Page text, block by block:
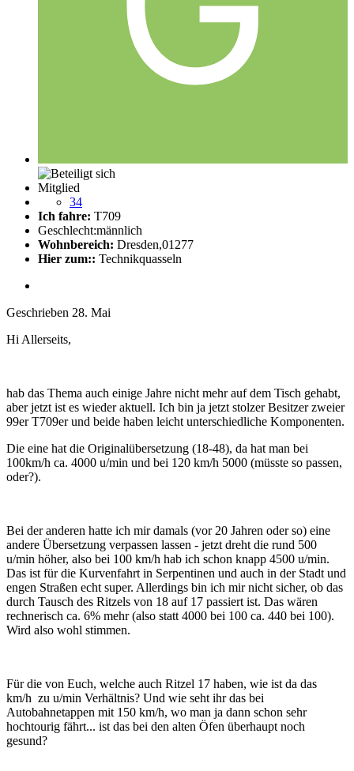
Mitglied
34
Ich fahre: T709
Geschlecht:männlich
Wohnbereich: Dresden,01277
Hier zum:: Technikquasseln
Geschrieben 28. Mai
Hi Allerseits,
hab das Thema auch einige Jahre nicht mehr auf dem Tisch gehabt,
aber jetzt ist es wieder aktuell. Ich bin ja jetzt stolzer Besitzer zweier
99er T709er und beide haben leicht unterschiedliche Komponenten.
Die eine hat die Originalübersetzung (18-48), da hat man bei
100km/h ca. 4000 u/min und bei 120 km/h 5000 (müsste so passen,
oder?).
Bei der anderen hatte ich mir damals (vor 20 Jahren oder so) eine
andere Übersetzung verpassen lassen - jetzt dreht die rund 500
u/min höher, also bei 100 km/h hab ich schon knapp 4500 u/min.
Das ist für die Kurvenfahrt in Serpentinen und auch in der Stadt und
engen Straßen echt super. Allerdings bin ich mir nicht sicher, ob das
durch Tausch des Ritzels von 18 auf 17 passiert ist. Das wären
rechnerisch ca. 6% mehr (also statt 4000 bei 100 ca. 440 bei 100).
Wird also wohl stimmen.
Für die von Euch, welche auch Ritzel 17 haben, wie ist da das
km/h zu u/min Verhältnis? Und wie seht ihr das bei
Autobahnetappen mit 150 km/h, wo man ja dann schon sehr
hochtourig fährt... ist das bei den alten Öfen überhaupt noch
gesund?